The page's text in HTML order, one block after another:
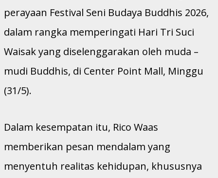
perayaan Festival Seni Budaya Buddhis 2026,
dalam rangka memperingati Hari Tri Suci
Waisak yang diselenggarakan oleh muda –
mudi Buddhis, di Center Point Mall, Minggu
(31/5).
Dalam kesempatan itu, Rico Waas
memberikan pesan mendalam yang
menyentuh realitas kehidupan, khususnya